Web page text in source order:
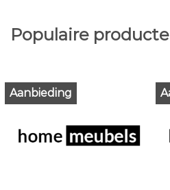
Populaire
Aanbieding